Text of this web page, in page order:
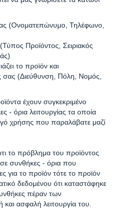
(Ονοματεπώνυμο, Τηλέφωνο,
Προϊόντος, Σειριακός
το προϊόν και
σας (Διεύθυνση, Πόλη, Νομός,
έχουν συγκεκριμένο
- όρια λειτουργίας τα οποία
χρήσης που παραλάβατε μαζί
το πρόβλημα του προϊόντος
συνθήκες - όρια που
για το προϊόν τότε το προϊόν
δεδομένου ότι καταστάφηκε
πέραν των
ασφαλή λειτουργία του.